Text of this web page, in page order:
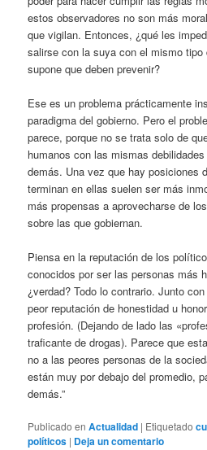
estos observadores no son más
que vigilan. Entonces, ¿qué les
salirse con la suya con el mismo
supone que deben prevenir?
Ese es un problema prácticamente
paradigma del gobierno. Pero el
parece, porque no se trata solo de
humanos con las mismas
demás. Una vez que hay posiciones
terminan en ellas suelen ser más
más propensas a aprovecharse de
sobre las que gobiernan.
Piensa en la reputación de los
conocidos por ser las personas más
¿verdad? Todo lo contrario. Junto
peor reputación de honestidad u
profesión. (Dejando de lado las
traficante de drogas). Parece que
no a las peores personas de la
están muy por debajo del promedio,
demás.”
Publicado en Actualidad | Etiquetado
políticos | Deja un comentario